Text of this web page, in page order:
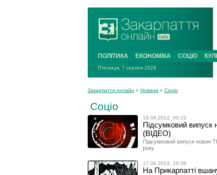
ПОЛІТИКА ЕКОНОМІКА СОЦІО
П'ятниця, 7 серпня 2026
Закарпаття онлайн » Новини » Соціо
Соціо
18.06.2012, 00:23
Підсумковий випуск
(ВІДЕО)
Підсумковий випуск новин
року
17.06.2012, 16:06
На Прикарпатті